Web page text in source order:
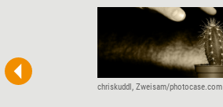
chriskuddl, Zweisam/photocase.com